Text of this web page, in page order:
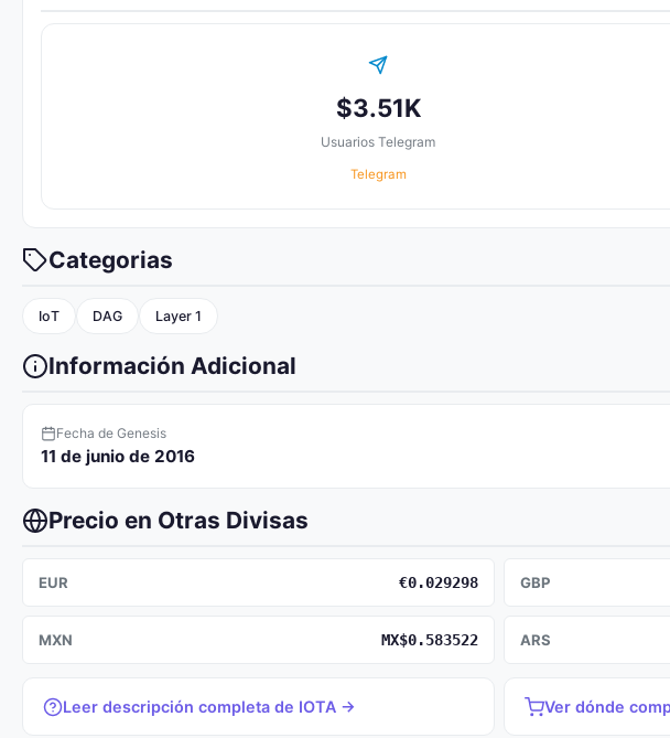
$3.51K
Usuarios Telegram
Telegram
Categorias
IoT DAG Layer 1
Información Adicional
Fecha de Genesis
11 de junio de 2016
Precio en Otras Divisas
EUR €0.029298 GBP
MXN MX$0.583522 ARS
Leer descripción completa de IOTA → Ver dónde